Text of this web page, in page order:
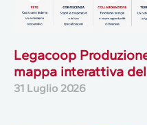
Legacoop
mappa interattiva
31 Luglio 2026